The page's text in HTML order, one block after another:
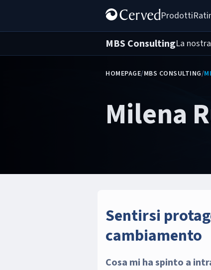
Prodotti
MBS ConsultingLa
HOMEPAGE/MBS CONSULTING/
Milena
Sentirsi
cambiamento
Cosa mi ha spinto a